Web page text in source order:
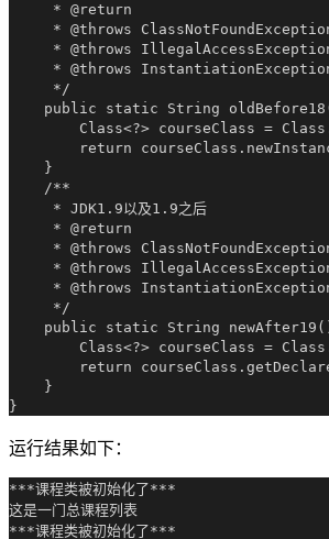
     * @return
* @throws
* @throws
* @throws
     */
public static String
Class<?> courseClass =
return
    }
    /**
     * JDK1.9以及1.9之后
     * @return
* @throws
* @throws
* @throws
     */
public static String
Class<?> courseClass =
return
    }
运行结果如下：
***课程类被初始化了***
这是一门总课程列表
***课程类被初始化了***